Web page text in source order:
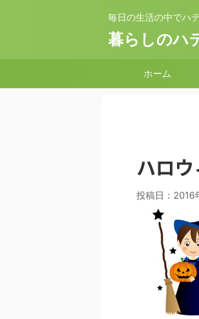
毎日の生活の中でハ
暮らしのハ
ホーム
ハロ
投稿日： 2016